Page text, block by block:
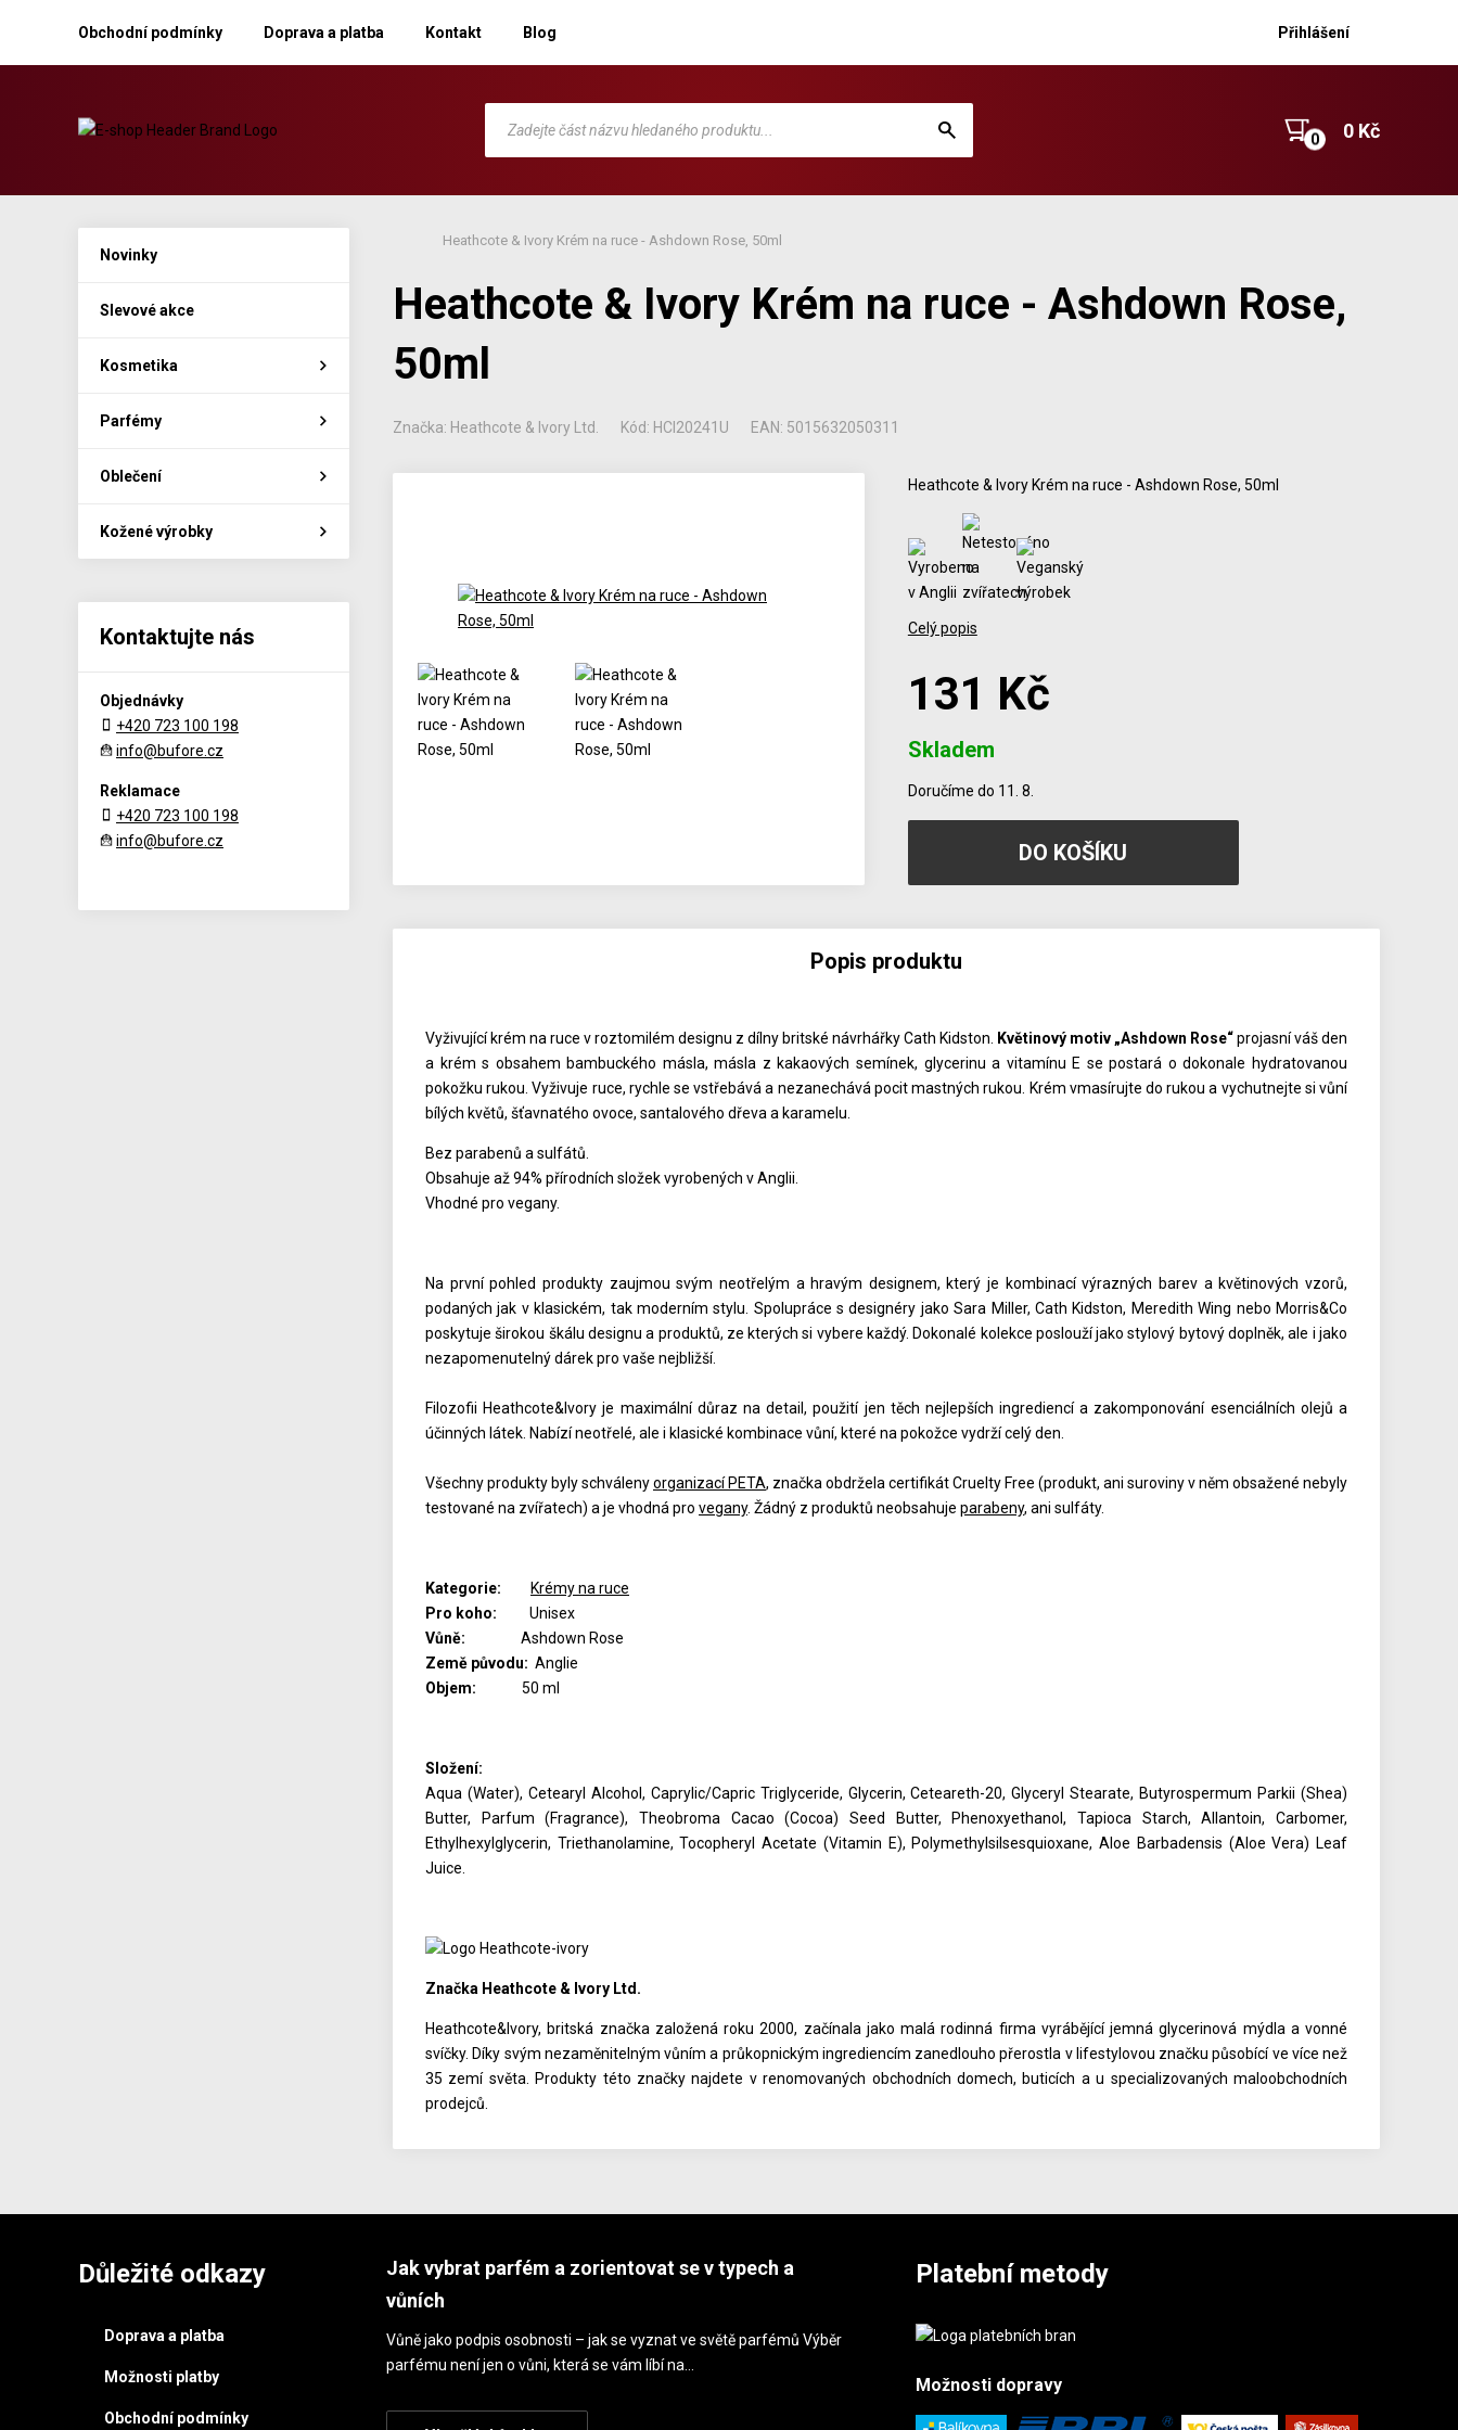
Obchodní podmínky Doprava a platba Kontakt Blog Přihlášení
0 Kč
Heathcote & Ivory Krém na ruce - Ashdown Rose, 50ml
Heathcote & Ivory Krém na ruce - Ashdown Rose,
50ml
Značka: Heathcote & Ivory Ltd. Kód: HCI20241U EAN: 5015632050311
Heathcote & Ivory Krém na ruce - Ashdown Rose, 50ml
Celý popis
131 Kč
Skladem
Doručíme do 11. 8.
Popis produktu
Vyživující krém na ruce v roztomilém designu z dílny britské návrhářky Cath Kidston. Květinový motiv „Ashdown Rose“projasní váš den
a krém s obsahem bambuckého másla, másla z kakaových semínek, glycerinu a vitamínu E se postará o dokonale hydratovanou
pokožku rukou. Vyživuje ruce, rychle se vstřebává a nezanechává pocit mastných rukou. Krém vmasírujte do rukou a vychutnejte si vůní
bílých květů, šťavnatého ovoce, santalového dřeva a karamelu.
Bez parabenů a sulfátů.
Obsahuje až 94% přírodních složek vyrobených v Anglii.
Vhodné pro vegany.
Na první pohled produkty zaujmou svým neotřelým a hravým designem, který je kombinací výrazných barev a květinových vzorů,
podaných jak v klasickém, tak moderním stylu. Spolupráce s designéry jako Sara Miller, Cath Kidston, Meredith Wing nebo Morris&Co
poskytuje širokou škálu designu a produktů, ze kterých si vybere každý. Dokonalé kolekce poslouží jako stylový bytový doplněk, ale i jako
nezapomenutelný dárek pro vaše nejbližší.
Filozofii Heathcote&Ivory je maximální důraz na detail, použití jen těch nejlepších ingrediencí a zakomponování esenciálních olejů a
účinných látek. Nabízí neotřelé, ale i klasické kombinace vůní, které na pokožce vydrží celý den.
Všechny produkty byly schválenyorganizací PETA, značka obdržela certifikát Cruelty Free (produkt, ani suroviny v něm obsažené nebyly
testované na zvířatech) a je vhodná pro vegany. Žádný z produktů neobsahuje parabeny, ani sulfáty.
Kategorie:
Krémy na ruce
Pro koho: Unisex
Vůně: Ashdown Rose
Země původu: Anglie
Objem: 50 ml
Složení:
Aqua (Water), Cetearyl Alcohol, Caprylic/Capric Triglyceride, Glycerin, Ceteareth-20, Glyceryl Stearate, Butyrospermum Parkii (Shea)
Butter, Parfum (Fragrance), Theobroma Cacao (Cocoa) Seed Butter, Phenoxyethanol, Tapioca Starch, Allantoin, Carbomer,
Ethylhexylglycerin, Triethanolamine, Tocopheryl Acetate (Vitamin E), Polymethylsilsesquioxane, Aloe Barbadensis (Aloe Vera) Leaf
Juice.
Značka Heathcote & Ivory Ltd.
Heathcote&Ivory, britská značka založená roku 2000, začínala jako malá rodinná firma vyrábějící jemná glycerinová mýdla a vonné
svíčky. Díky svým nezaměnitelným vůním a průkopnickým ingrediencím zanedlouho přerostla v lifestylovou značku působící ve více než
35 zemí světa. Produkty této značky najdete v renomovaných obchodních domech, buticích a u specializovaných maloobchodních
prodejců.
Novinky
Slevové akce
Kosmetika
Parfémy
Oblečení
Kožené výrobky
Kontaktujte nás
Objednávky
+420 723 100 198
info@bufore.cz
Reklamace
+420 723 100 198
info@bufore.cz
Důležité odkazy
Doprava a platba
Možnosti platby
Obchodní podmínky
Jak vybrat parfém a zorientovat se v typech a
vůních
Vůně jako podpis osobnosti – jak se vyznat ve světě parfémů Výběr
parfému není jen o vůni, která se vám líbí na…
Platební metody
Možnostidopravy